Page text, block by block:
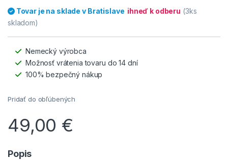
Tovar je na sklade v Bratislave ihneď k odberu (3ks
skladom)
Nemecký výrobca
Možnosť vrátenia tovaru do 14 dní
100% bezpečný nákup
Pridať do obľúbených
49,00 €
Popis